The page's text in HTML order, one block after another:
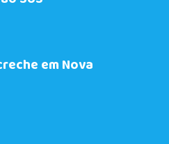
em Nova